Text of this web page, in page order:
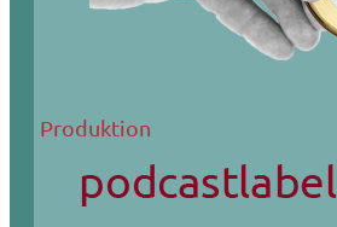
Produktion